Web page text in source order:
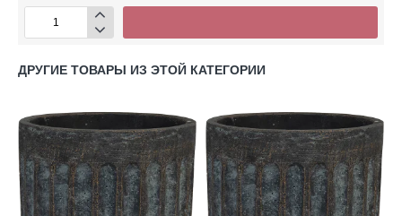
ДРУГИЕ ТОВАРЫ ИЗ ЭТОЙ КАТЕГОРИИ